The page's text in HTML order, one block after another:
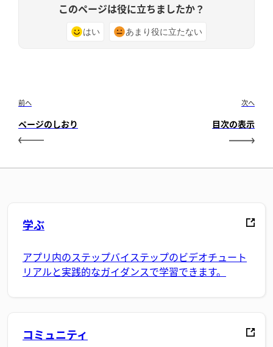
このページは役に立ちましたか？
はい あまり役に立たない
前へ
ページのしおり
次へ
目次の表示
学ぶ
アプリ内のステップバイステップのビデオチュート
リアルと実践的なガイダンスで学習できます。
コミュニティ